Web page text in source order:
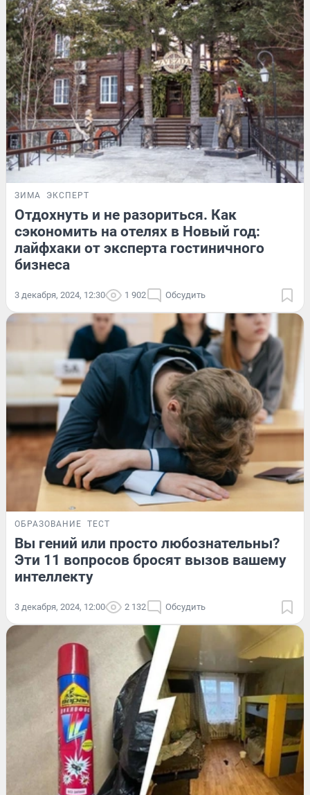
ЗИМА ЭКСПЕРТ
Отдохнуть и не разориться. Как
сэкономить на отелях в Новый год:
лайфхаки от эксперта гостиничного
бизнеса
3 декабря, 2024, 12:30 1 902 Обсудить
ОБРАЗОВАНИЕ ТЕСТ
Вы гений или просто любознательны?
Эти 11 вопросов бросят вызов вашему
интеллекту
3 декабря, 2024, 12:00 2 132 Обсудить